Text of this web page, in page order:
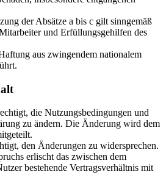
der Absätze a bis c gilt sinngemäß
und Erfüllungsgehilfen des
aus zwingendem nationalem
die Nutzungsbedingungen und
zu ändern. Die Änderung wird dem
den Änderungen zu widersprechen.
erlischt das zwischen dem
bestehende Vertragsverhältnis mit